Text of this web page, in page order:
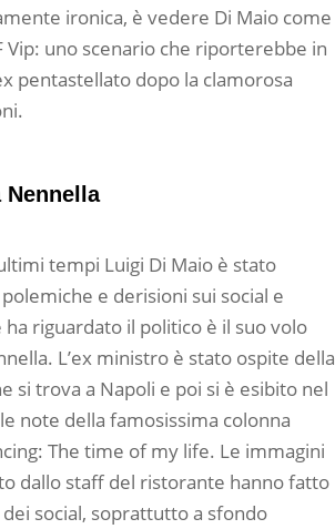
ironica, è vedere Di Maio come
Vip: uno scenario che riporterebbe in
pentastellato dopo la clamorosa
Nennella
tempi Luigi Di Maio è stato
e derisioni sui social e
ha riguardato il politico è il suo volo
L’ex ministro è stato ospite della
si trova a Napoli e poi si è esibito nel
note della famosissima colonna
The time of my life. Le immagini
dallo staff del ristorante hanno fatto
social, soprattutto a sfondo